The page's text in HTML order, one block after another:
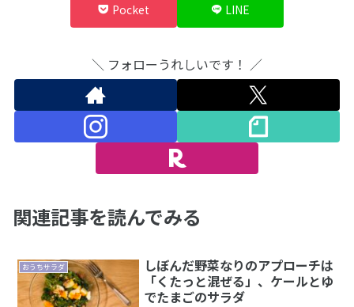
Pocket LINE
＼ フォローうれしいです！ ／
関連記事を読んでみる
おうちサラダ
しぼんだ野菜なりのアプローチは
「くたっと混ぜる」、ケールとゆ
でたまごのサラダ